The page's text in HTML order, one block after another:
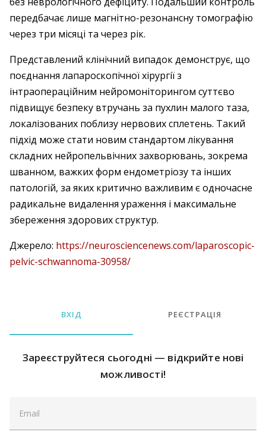
передбачає лише магнітно-резонансну томографію
через три місяці та через рік.
Представлений клінічний випадок демонструє, що
поєднання лапароскопічної хірургії з
інтраопераційним нейромоніторингом суттєво
підвищує безпеку втручань за пухлин малого таза,
локалізованих поблизу нервових сплетень. Такий
підхід може стати новим стандартом лікування
складних нейропельвічних захворювань, зокрема
шванном, важких форм ендометріозу та інших
патологій, за яких критично важливим є одночасне
радикальне видалення ураження і максимальне
збереження здорових структур.
Джерело: https://neurosciencenews.com/laparoscopic-
pelvic-schwannoma-30958/
ВХІД РЕЄСТРАЦІЯ
Зареєструйтеся сьогодні — відкрийте нові
можливості!